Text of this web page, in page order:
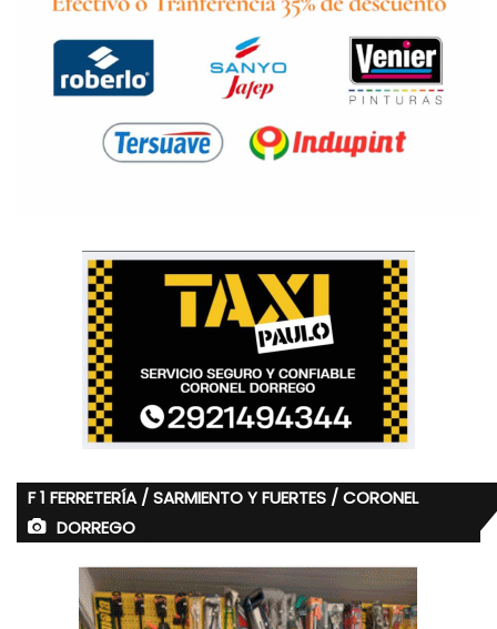
F 1 FERRETERÍA / SARMIENTO Y FUERTES / CORONEL
DORREGO